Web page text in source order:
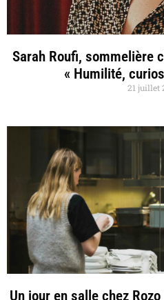
Sarah Roufi, sommelière
« Humilité,
21 juillet
Un jour en salle chez